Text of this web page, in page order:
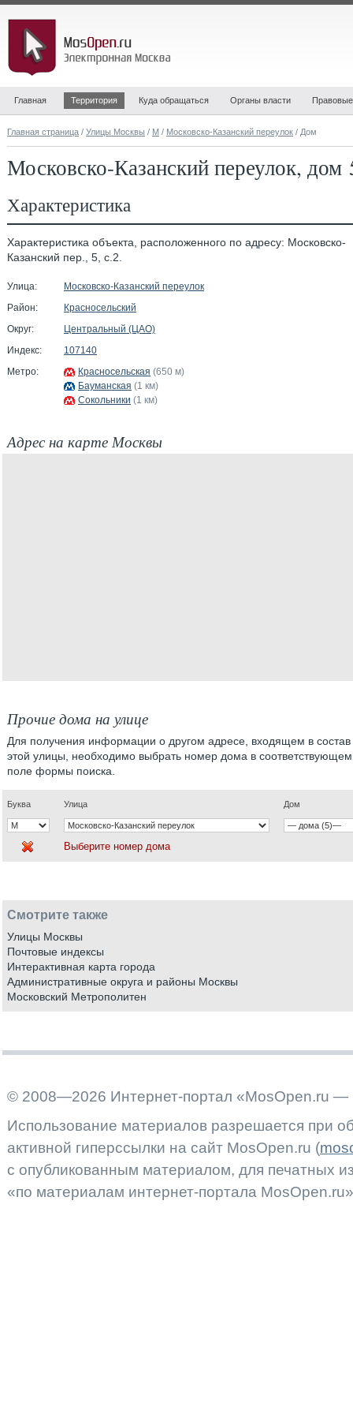
Главная Территория Куда обращаться Органы власти
Главная страница / Улицы Москвы / М / Московско-Казанский переулок / Дом
Московско-Казанский переулок, дом
Характеристика
Характеристика объекта, расположенного по адресу: Московско-
Казанский пер., 5, с.2.
Улица:
Московско-Казанский переулок
Район:
Красносельский
Округ:
Центральный (ЦАО)
Индекс:
107140
Метро:
Красносельская (650 м)
Бауманская (1 км)
Сокольники (1 км)
Адрес на карте Москвы
Прочие дома на улице
Для получения информации о другом адресе, входящем в состав
этой улицы, необходимо выбрать номер дома в соответствующем
поле формы поиска.
Буква Улица Дом
Выберите номер дома
Смотрите также
Улицы Москвы
Почтовые индексы
Интерактивная карта города
Административные округа и районы Москвы
Московский Метрополитен
© 2008—2026 Интернет-портал «MosOpen.ru —
Использование материалов разрешается при
активной гиперссылки на сайт MosOpen.ru (
с опубликованным материалом, для печатных
«по материалам интернет-портала